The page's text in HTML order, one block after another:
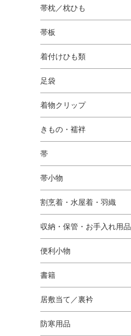
帯枕／枕ひも
帯板
着付けひも類
足袋
着物クリップ
きもの・襦袢
帯
帯小物
割烹着・水屋着・羽織
収納・保管・お手入れ用品
便利小物
書籍
居敷当て／裏衿
防寒用品